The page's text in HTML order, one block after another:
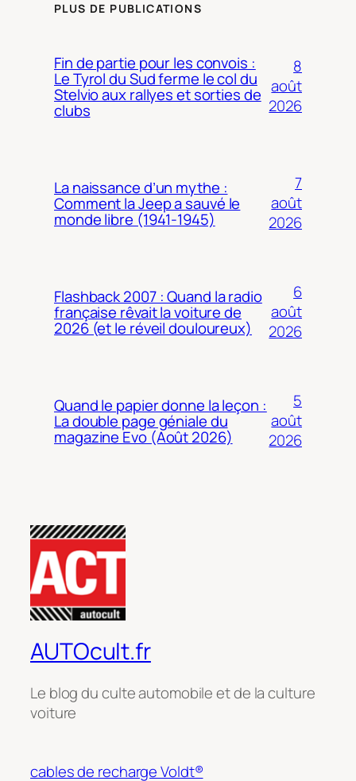
PLUS DE PUBLICATIONS
Fin de partie pour les convois :
Le Tyrol du Sud ferme le col du
Stelvio aux rallyes et sorties de
clubs
8
août
2026
La naissance d’un mythe :
Comment la Jeep a sauvé le
monde libre (1941-1945)
7
août
2026
Flashback 2007 : Quand la radio
française rêvait la voiture de
2026 (et le réveil douloureux)
6
août
2026
Quand le papier donne la leçon :
La double page géniale du
magazine Evo (Août 2026)
5
août
2026
AUTOcult.fr
Le blog du culte automobile et de la culture
voiture
cables de recharge Voldt®